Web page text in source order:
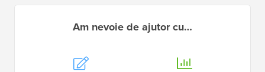
Am nevoie de ajutor cu…